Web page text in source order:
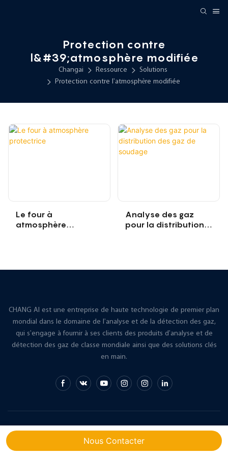
Protection contre
l&#39;atmosphère modifiée
Changai Ressource
Solutions
Protection contre l'atmosphère modifiée
Le four à
atmosphère
Analyse des gaz
pour la distribution
CHANG AI est une entreprise de haute technologie de premier plan
mondial dans le domaine de l'analyse et de la détection des gaz,
qui s'engage à fournir à ses clients des produits d'analyse et de
détection des gaz de classe mondiale ainsi que des solutions clés
en main.
Droits d'auteur © 2026 CHANG AI | Plan du site
Nous Contacter